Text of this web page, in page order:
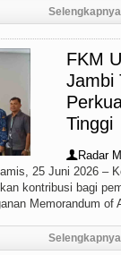
Selengkapnya
FKM
Jambi
Tinggi
👤 Radar
25 Juni 2026 –
kontribusi bagi
Memorandum of
Selengkapnya